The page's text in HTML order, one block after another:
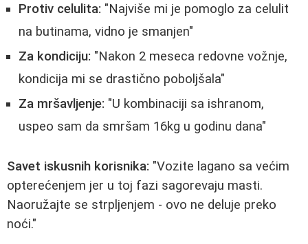
Protiv celulita: "Najviše mi je pomoglo za celulit
na butinama, vidno je smanjen"
Za kondiciju: "Nakon 2 meseca redovne vožnje,
kondicija mi se drastično poboljšala"
Za mršavljenje: "U kombinaciji sa ishranom,
uspeo sam da smršam 16kg u godinu dana"
Savet iskusnih korisnika: "Vozite lagano sa većim
opterećenjem jer u toj fazi sagorevaju masti.
Naoružajte se strpljenjem - ovo ne deluje preko
noći."